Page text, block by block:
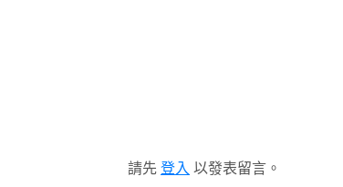
請先 登入 以發表留言。